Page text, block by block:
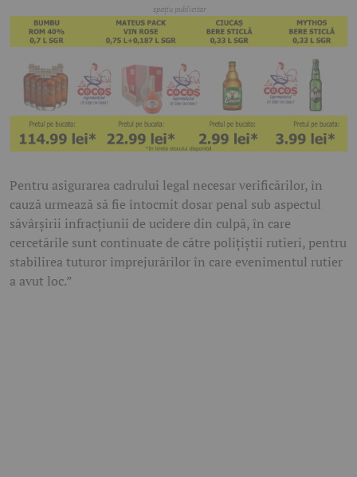
Pentru asigurarea cadrului legal necesar verificărilor, în
cauză urmează să fie întocmit dosar penal sub aspectul
săvârșirii infracțiunii de ucidere din culpă, în care
cercetările sunt continuate de către polițiștii rutieri, pentru
stabilirea tuturor împrejurărilor în care evenimentul rutier
a avut loc.”